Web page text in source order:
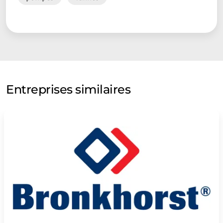
Entreprises similaires